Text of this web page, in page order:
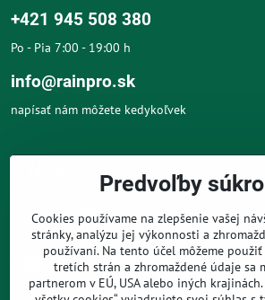
+421 945 508 380
Po - Pia 7:00 - 19:00 h
info@rainpro.sk
napísať nám môžete kedykoľvek
O NÁKUPE
PRE ZÁKAZNÍKOV
Predvoľby
Cookies používame na zlepšenie vašej
stránky, analýzu jej výkonnosti a
používaní. Na tento účel môžeme
tretích strán a zhromaždené údaje sa
partnerom v EÚ, USA alebo iných